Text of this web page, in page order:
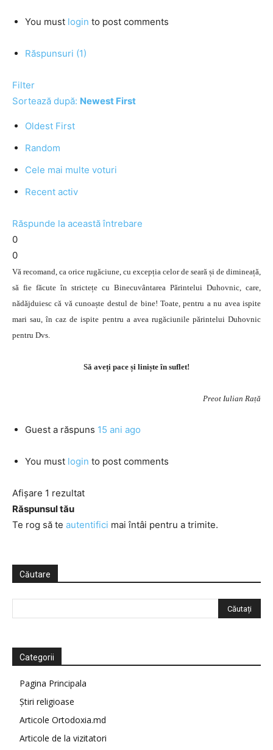
You must login to post comments
Răspunsuri (1)
Filter
Sortează după: Newest First
Oldest First
Random
Cele mai multe voturi
Recent activ
Răspunde la această întrebare
0
0
Vă recomand, ca orice rugăciune, cu excepția celor de seară și de dimineață,
să fie făcute în strictețe cu Binecuvântarea Părintelui Duhovnic, care,
nădăjduiesc că vă cunoaște destul de bine! Toate, pentru a nu avea ispite
mari sau, în caz de ispite pentru a avea rugăciunile părintelui Duhovnic
pentru Dvs.
Să aveți pace și liniște în suflet!
Preot Iulian Rață
Guest a răspuns 15 ani ago
You must login to post comments
Afișare 1 rezultat
Răspunsul tău
Te rog să te autentifici mai întâi pentru a trimite.
Căutare
Categorii
Pagina Principala
Știri religioase
Articole Ortodoxia.md
Articole de la vizitatori